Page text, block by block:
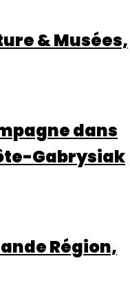
& Musées,
dans
Gabrysiak
Région,